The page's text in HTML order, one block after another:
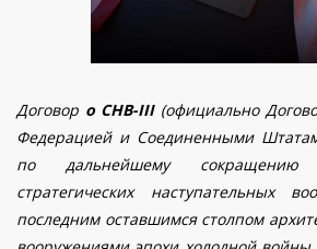
Договор о СНВ-III (официально
Федерацией и Соединенными
по дальнейшему
стратегических наступательных
последним оставшимся столпом